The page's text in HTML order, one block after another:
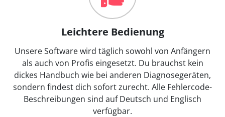
Leichtere Bedienung
Unsere Software wird täglich sowohl von Anfängern
als auch von Profis eingesetzt. Du brauchst kein
dickes Handbuch wie bei anderen Diagnosegeräten,
sondern findest dich sofort zurecht. Alle Fehlercode-
Beschreibungen sind auf Deutsch und Englisch
verfügbar.